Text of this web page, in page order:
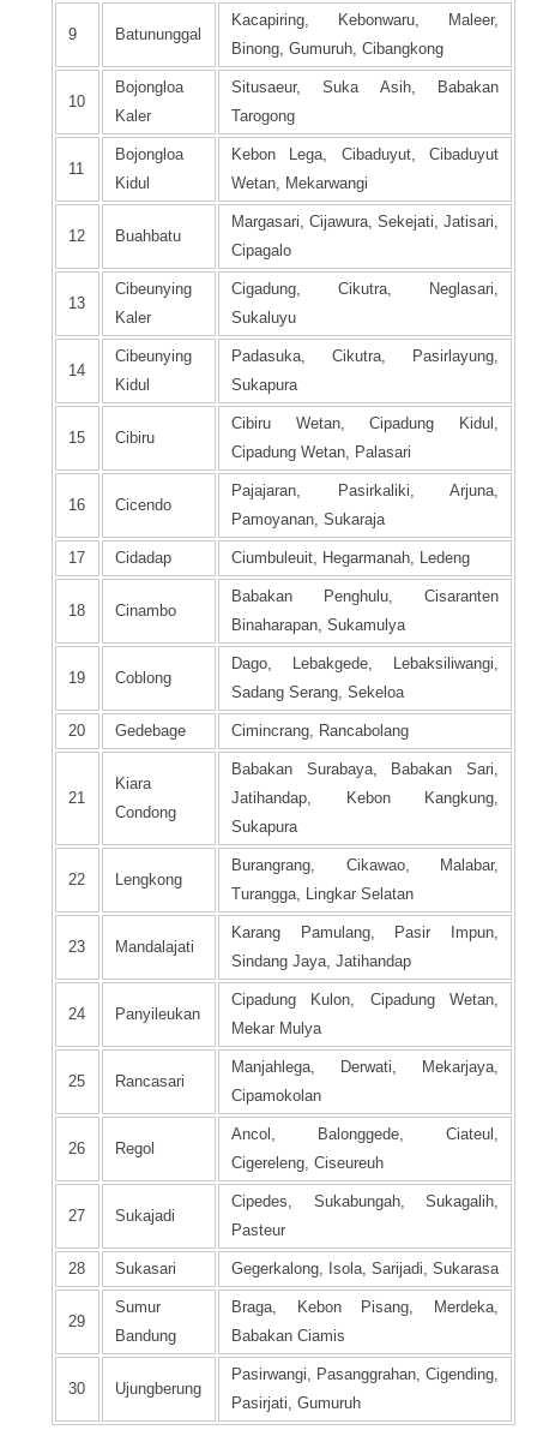
9 Batununggal
Kacapiring, Kebonwaru, Maleer,
Binong, Gumuruh, Cibangkong
10
Bojongloa
Kaler
Situsaeur, Suka Asih, Babakan
Tarogong
11
Bojongloa
Kidul
Kebon Lega, Cibaduyut, Cibaduyut
Wetan, Mekarwangi
12 Buahbatu
Margasari, Cijawura, Sekejati, Jatisari,
Cipagalo
13
Cibeunying
Kaler
Cigadung, Cikutra, Neglasari,
Sukaluyu
14
Cibeunying
Kidul
Padasuka, Cikutra, Pasirlayung,
Sukapura
15 Cibiru
Cibiru Wetan, Cipadung Kidul,
Cipadung Wetan, Palasari
16 Cicendo
Pajajaran, Pasirkaliki, Arjuna,
Pamoyanan, Sukaraja
17 Cidadap Ciumbuleuit, Hegarmanah, Ledeng
18 Cinambo
Babakan Penghulu, Cisaranten
Binaharapan, Sukamulya
19 Coblong
Dago, Lebakgede, Lebaksiliwangi,
Sadang Serang, Sekeloa
20 Gedebage Cimincrang, Rancabolang
21
Kiara
Condong
Babakan Surabaya, Babakan Sari,
Jatihandap, Kebon Kangkung,
Sukapura
22 Lengkong
Burangrang, Cikawao, Malabar,
Turangga, Lingkar Selatan
23 Mandalajati
Karang Pamulang, Pasir Impun,
Sindang Jaya, Jatihandap
24 Panyileukan
Cipadung Kulon, Cipadung Wetan,
Mekar Mulya
25 Rancasari
Manjahlega, Derwati, Mekarjaya,
Cipamokolan
26 Regol
Ancol, Balonggede, Ciateul,
Cigereleng, Ciseureuh
27 Sukajadi
Cipedes, Sukabungah, Sukagalih,
Pasteur
28 Sukasari Gegerkalong, Isola, Sarijadi, Sukarasa
29
Sumur
Bandung
Braga, Kebon Pisang, Merdeka,
Babakan Ciamis
30 Ujungberung
Pasirwangi, Pasanggrahan, Cigending,
Pasirjati, Gumuruh